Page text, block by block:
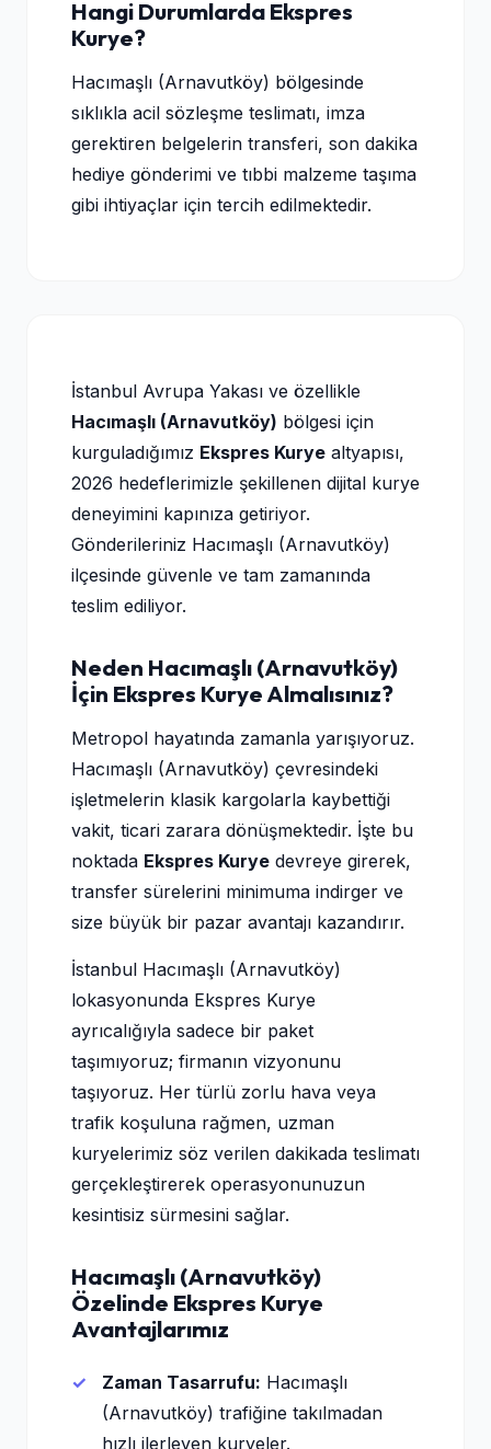
Hangi Durumlarda Ekspres
Kurye?
Hacımaşlı (Arnavutköy) bölgesinde
sıklıkla acil sözleşme teslimatı, imza
gerektiren belgelerin transferi, son dakika
hediye gönderimi ve tıbbi malzeme taşıma
gibi ihtiyaçlar için tercih edilmektedir.
İstanbul Avrupa Yakası ve özellikle
Hacımaşlı (Arnavutköy) bölgesi için
kurguladığımız Ekspres Kurye altyapısı,
2026 hedeflerimizle şekillenen dijital kurye
deneyimini kapınıza getiriyor.
Gönderileriniz Hacımaşlı (Arnavutköy)
ilçesinde güvenle ve tam zamanında
teslim ediliyor.
Neden Hacımaşlı (Arnavutköy)
İçin Ekspres Kurye Almalısınız?
Metropol hayatında zamanla yarışıyoruz.
Hacımaşlı (Arnavutköy) çevresindeki
işletmelerin klasik kargolarla kaybettiği
vakit, ticari zarara dönüşmektedir. İşte bu
noktada Ekspres Kurye devreye girerek,
transfer sürelerini minimuma indirger ve
size büyük bir pazar avantajı kazandırır.
İstanbul Hacımaşlı (Arnavutköy)
lokasyonunda Ekspres Kurye
ayrıcalığıyla sadece bir paket
taşımıyoruz; firmanın vizyonunu
taşıyoruz. Her türlü zorlu hava veya
trafik koşuluna rağmen, uzman
kuryelerimiz söz verilen dakikada teslimatı
gerçekleştirerek operasyonunuzun
kesintisiz sürmesini sağlar.
Hacımaşlı (Arnavutköy)
Özelinde Ekspres Kurye
Avantajlarımız
Zaman Tasarrufu: Hacımaşlı
(Arnavutköy) trafiğine takılmadan
hızlı ilerleyen kuryeler.